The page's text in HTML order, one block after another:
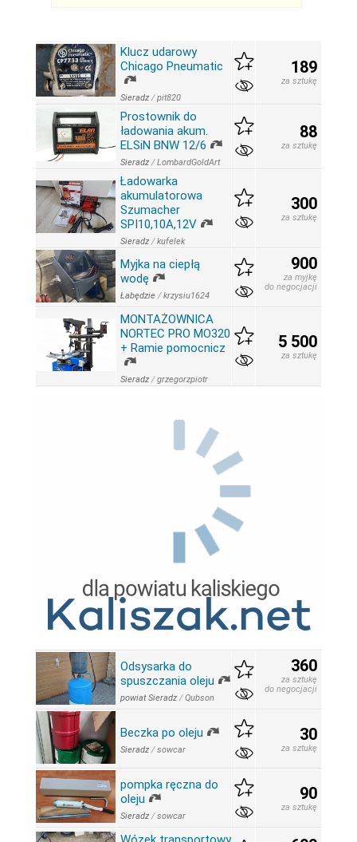
Klucz udarowy
Chicago Pneumatic
Sieradz /pit820
189
za sztukę
Prostownik do
ładowania akum.
ELSiN BNW 12/6
Sieradz /LombardGoldArt
88
za sztukę
Ładowarka
akumulatorowa
Szumacher
SPI10,10A,12V
Sieradz /kufelek
300
za sztukę
Myjka na ciepłą
wodę
Łabędzie /krzysiu1624
900
za myjkę
do negocjacji
MONTAŻOWNICA
NORTEC PRO MO320
+ Ramie pomocnicz
Sieradz /grzegorzpiotr
5 500
za sztukę
Odsysarka do
spuszczania oleju
powiat Sieradz /Qubson
360
za sztukę
do negocjacji
Beczka po oleju
Sieradz /sowcar
30
za sztukę
pompka ręczna do
oleju
Sieradz /sowcar
90
za sztukę